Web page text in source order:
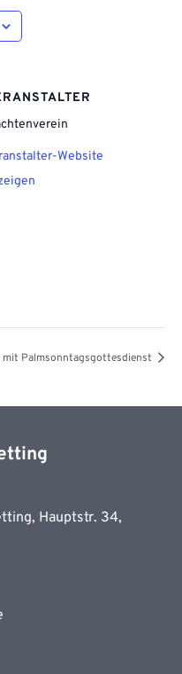
Website
mit Palmsonntagsgottesdienst
Hauptstr. 34,